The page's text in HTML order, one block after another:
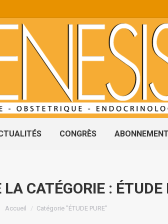
CONGRÈS ABONNEMENT
CATÉGORIE : ÉTUDE
Vous êtes ici :
Accueil Catégorie "ÉTUDE PURE"